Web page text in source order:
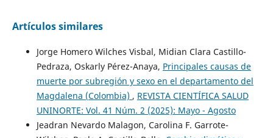
Artículos similares
Jorge Homero Wilches Visbal, Midian Clara Castillo-
Pedraza, Oskarly Pérez-Anaya, Principales causas de
muerte por subregión y sexo en el departamento del
Magdalena (Colombia) , REVISTA CIENTÍFICA SALUD
UNINORTE: Vol. 41 Núm. 2 (2025): Mayo - Agosto
Jeadran Nevardo Malagon, Carolina F. Garrote-